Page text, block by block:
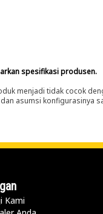
spesifikasi produsen.
menjadi tidak cocok
asumsi konfigurasinya
Kami